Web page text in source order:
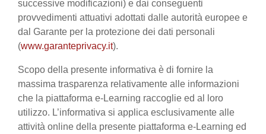
successive modificazioni) e dai conseguenti
provvedimenti attuativi adottati dalle autorità europee e
dal Garante per la protezione dei dati personali
(www.garanteprivacy.it).
Scopo della presente informativa è di fornire la
massima trasparenza relativamente alle informazioni
che la piattaforma e-Learning raccoglie ed al loro
utilizzo. L’informativa si applica esclusivamente alle
attività online della presente piattaforma e-Learning ed